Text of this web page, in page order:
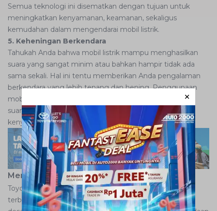
Semua teknologi ini disematkan dengan tujuan untuk
meningkatkan kenyamanan, keamanan, sekaligus
kemudahan dalam mengendarai mobil listrik.
5. Keheningan Berkendara
Tahukah Anda bahwa mobil listrik mampu menghasilkan
suara yang sangat minim atau bahkan hampir tidak ada
sama sekali. Hal ini tentu memberikan Anda pengalaman
berkendara yang lebih tenang dan hening. Penggunaan
mobil listrik bahkan juga mampu meminimalkan polusi
suara di lingkungan sekitar sehingga meningkatkan
kenyamanan bagi pengemudi maupun penumpang.
Mengenal Toyota bZ4X
Toyota bZ4X merupakan salah satu model mobil listrik
terbaru dari Toyota yang menarik perhatian dengan